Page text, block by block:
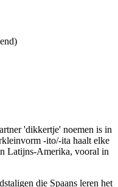
'dikkertje' noemen is in
-ito/-ita haalt elke
Latijns-Amerika, vooral in
die Spaans leren het